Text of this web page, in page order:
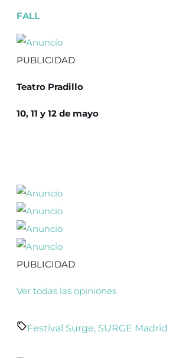
FALL
PUBLICIDAD
Teatro Pradillo
10, 11 y 12 de mayo
PUBLICIDAD
Ver todas las opiniones
Festival Surge, SURGE Madrid